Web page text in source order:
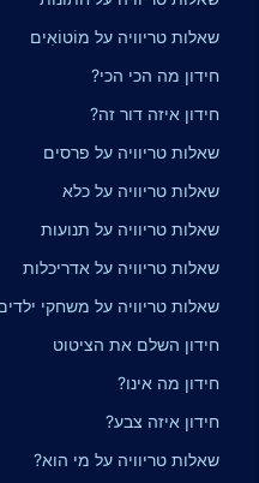
שאלות טריוויה על מוֹטוֹאִים
חידון מה הכי הכי?
חידון איזה דור זה?
שאלות טריוויה על פרסים
שאלות טריוויה על כלא
שאלות טריוויה על תנועות
שאלות טריוויה על אדריכלות
שאלות טריוויה על משחקי
חידון השלם את הציטוט
חידון מה אינו?
חידון איזה צבע?
שאלות טריוויה על מי הוא?